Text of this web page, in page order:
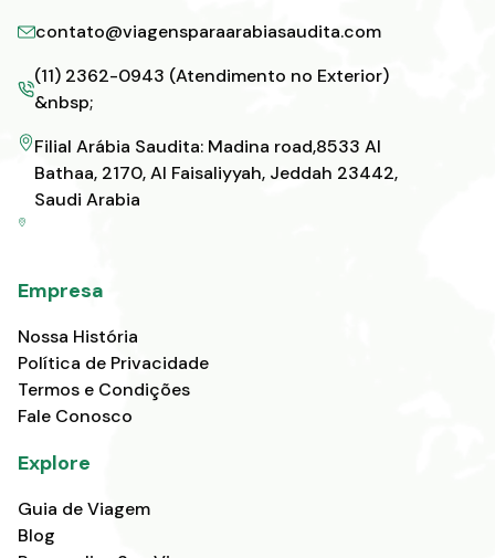
contato@viagensparaarabiasaudita.com
(11) 2362-0943 (Atendimento no Exterior)
&nbsp;
Filial Arábia Saudita: Madina road,8533 Al
Bathaa, 2170, Al Faisaliyyah, Jeddah 23442,
Saudi Arabia
Empresa
Nossa História
Política de Privacidade
Termos e Condições
Fale Conosco
Explore
Guia de Viagem
Blog